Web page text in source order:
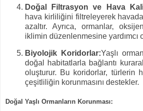
Doğal Filtrasyon ve Hava
hava kirliliğini filtreleyerek
azaltır. Ayrıca, ormanlar,
iklimin düzenlenmesine yardımcı
Biyolojik Koridorlar:Yaşlı
doğal habitatlarla bağlantı
oluşturur. Bu koridorlar, türlerin
çeşitliliğin korunmasını destekler.
Doğal Yaşlı Ormanların Korunması: